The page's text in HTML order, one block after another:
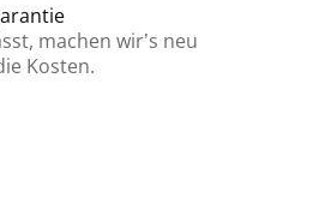
machen wir’s neu
Kosten.